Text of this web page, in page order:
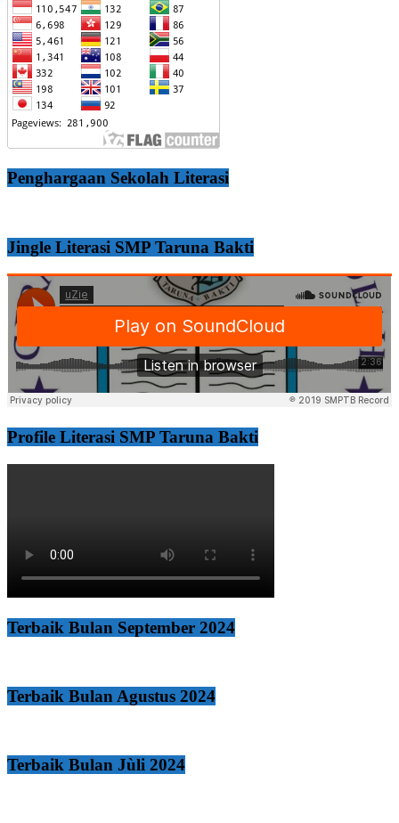
Penghargaan Sekolah Literasi
Jingle Literasi SMP Taruna Bakti
Profile Literasi SMP Taruna Bakti
Terbaik Bulan September 2024
Terbaik Bulan Agustus 2024
Terbaik Bulan Jùli 2024